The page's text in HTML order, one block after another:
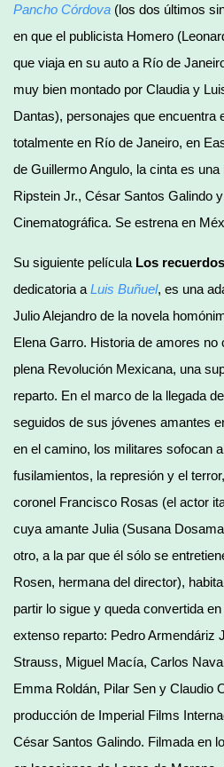
Pancho Córdova (los dos últimos
en que el publicista Homero
que viaja en su auto a Río de
muy bien montado por Claudia y
Dantas), personajes que encuentra
totalmente en Río de Janeiro, en
de Guillermo Angulo, la cinta es
Ripstein Jr., César Santos Galindo
Cinematográfica. Se estrena en
Su siguiente película Los
dedicatoria a Luis Buñuel, es una
Julio Alejandro de la novela
Elena Garro. Historia de amores
plena Revolución Mexicana, una
reparto. En el marco de la llegada
seguidos de sus jóvenes amantes
en el camino, los militares sofocan
fusilamientos, la represión y el
coronel Francisco Rosas (el actor
cuya amante Julia (Susana
otro, a la par que él sólo se
Rosen, hermana del director),
partir lo sigue y queda convertida
extenso reparto: Pedro Armendáriz
Strauss, Miguel Macía, Carlos
Emma Roldán, Pilar Sen y Claudio
producción de Imperial Films
César Santos Galindo. Filmada en